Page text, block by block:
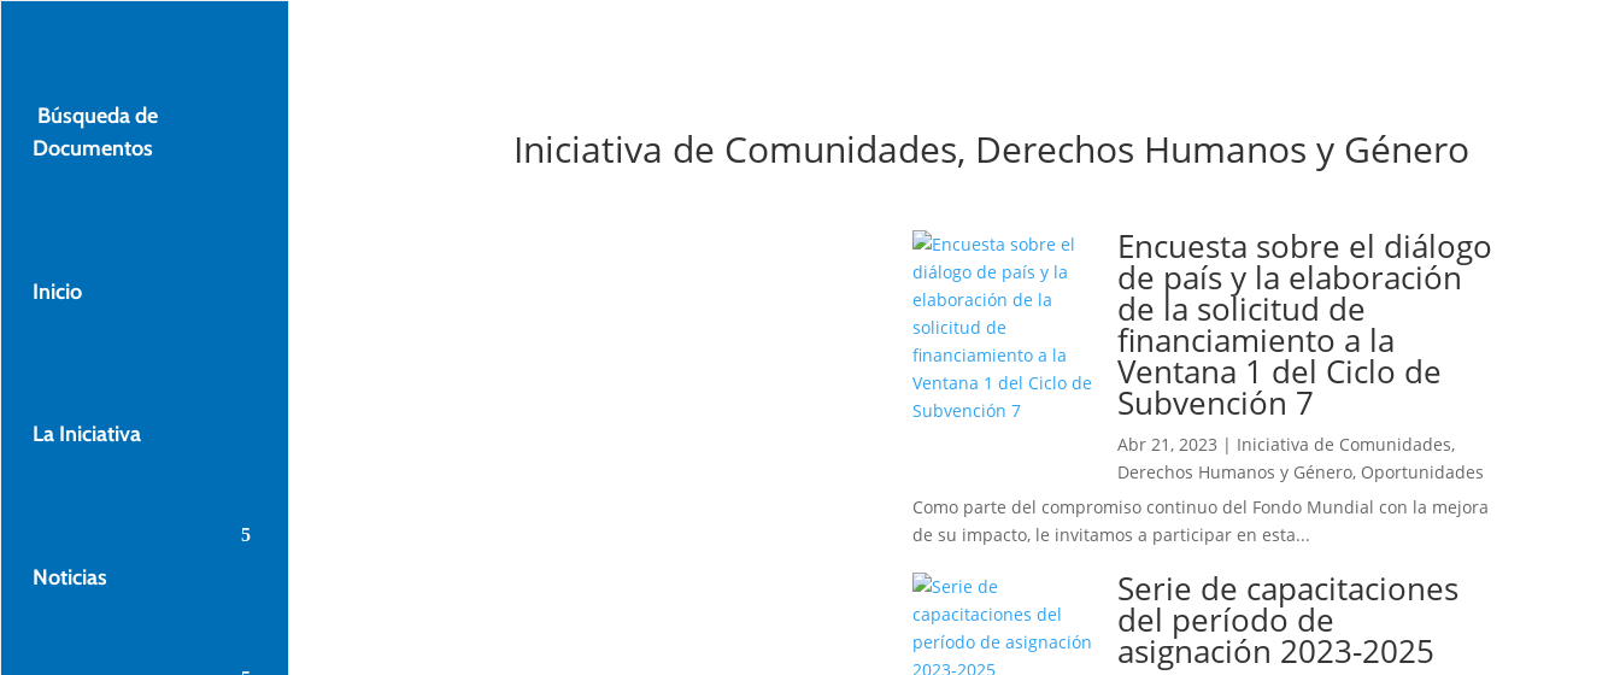
Búsqueda de
Documentos
Inicio
La Iniciativa
Noticias
Iniciativa de Comunidades, Derechos Humanos y Género
Encuesta sobre el diálogo
de país y la elaboración
de la solicitud de
financiamiento a la
Ventana 1 del Ciclo de
Subvención 7
Abr 21, 2023 | Iniciativa de Comunidades,
Derechos Humanos y Género, Oportunidades
Como parte del compromiso continuo del Fondo Mundial con la mejora
de su impacto, le invitamos a participar en esta...
Serie de capacitaciones
del período de
asignación 2023-2025